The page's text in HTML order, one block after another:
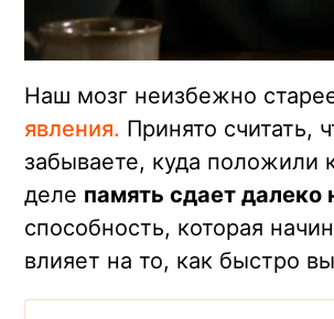
Наш мозг неизбежно
явления. Принято считать,
забываете, куда положили
деле память сдает далеко
способность, которая
влияет на то, как быстро